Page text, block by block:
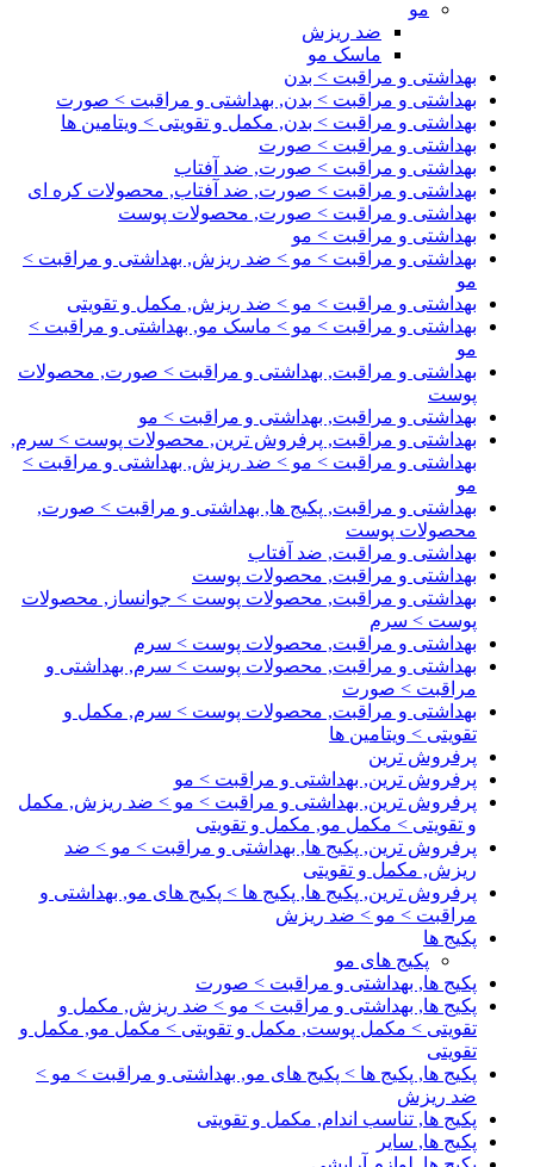
مو
ضد ریزش
ماسک مو
بهداشتی و مراقبت > بدن
بهداشتی و مراقبت > بدن, بهداشتی و مراقبت > صورت
بهداشتی و مراقبت > بدن, مکمل و تقویتی > ویتامین ها
بهداشتی و مراقبت > صورت
بهداشتی و مراقبت > صورت, ضد آفتاب
بهداشتی و مراقبت > صورت, ضد آفتاب, محصولات کره ای
بهداشتی و مراقبت > صورت, محصولات پوست
بهداشتی و مراقبت > مو
بهداشتی و مراقبت > مو > ضد ریزش, بهداشتی و مراقبت >
مو
بهداشتی و مراقبت > مو > ضد ریزش, مکمل و تقویتی
بهداشتی و مراقبت > مو > ماسک مو, بهداشتی و مراقبت >
مو
بهداشتی و مراقبت, بهداشتی و مراقبت > صورت, محصولات
پوست
بهداشتی و مراقبت, بهداشتی و مراقبت > مو
بهداشتی و مراقبت, پرفروش ترین, محصولات پوست > سرم,
بهداشتی و مراقبت > مو > ضد ریزش, بهداشتی و مراقبت >
مو
بهداشتی و مراقبت, پکیج ها, بهداشتی و مراقبت > صورت,
محصولات پوست
بهداشتی و مراقبت, ضد آفتاب
بهداشتی و مراقبت, محصولات پوست
بهداشتی و مراقبت, محصولات پوست > جوانساز, محصولات
پوست > سرم
بهداشتی و مراقبت, محصولات پوست > سرم
بهداشتی و مراقبت, محصولات پوست > سرم, بهداشتی و
مراقبت > صورت
بهداشتی و مراقبت, محصولات پوست > سرم, مکمل و
تقویتی > ویتامین ها
پرفروش ترین
پرفروش ترین, بهداشتی و مراقبت > مو
پرفروش ترین, بهداشتی و مراقبت > مو > ضد ریزش, مکمل
و تقویتی > مکمل مو, مکمل و تقویتی
پرفروش ترین, پکیج ها, بهداشتی و مراقبت > مو > ضد
ریزش, مکمل و تقویتی
پرفروش ترین, پکیج ها, پکیج ها > پکیج های مو, بهداشتی و
مراقبت > مو > ضد ریزش
پکیج ها
پکیج های مو
پکیج ها, بهداشتی و مراقبت > صورت
پکیج ها, بهداشتی و مراقبت > مو > ضد ریزش, مکمل و
تقویتی > مکمل پوست, مکمل و تقویتی > مکمل مو, مکمل و
تقویتی
پکیج ها, پکیج ها > پکیج های مو, بهداشتی و مراقبت > مو >
ضد ریزش
پکیج ها, تناسب اندام, مکمل و تقویتی
پکیج ها, سایر